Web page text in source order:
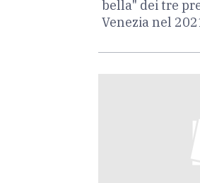
bella" dei tre
Venezia nel